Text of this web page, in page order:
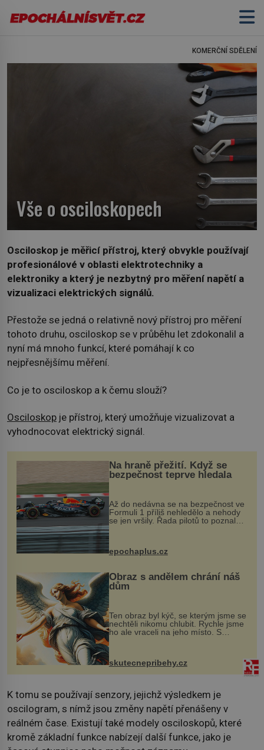
KOMERČNÍ SDĚLENÍ
Vše o osciloskopech
Osciloskop je měřicí přístroj, který obvykle používají
profesionálové v oblasti elektrotechniky a
elektroniky a který je nezbytný pro měření napětí a
vizualizaci elektrických signálů.
Přestože se jedná o relativně nový přístroj pro měření
tohoto druhu, osciloskop se v průběhu let zdokonalil a
nyní má mnoho funkcí, které pomáhají k co
nejpřesnějšímu měření.
Co je to osciloskop a k čemu slouží?
Osciloskop je přístroj, který umožňuje vizualizovat a
vyhodnocovat elektrický signál.
Na hraně přežití. Když se
bezpečnost teprve hledala
Až do nedávna se na bezpečnost ve
Formuli 1 příliš nehledělo a nehody
se jen vršily. Řada pilotů to poznala
na vlastní kůži, často s trvalými
následky nebo bohužel i ztrátou
života. Dnes nepochopiteln...
epochaplus.cz
Obraz s andělem chrání náš
dům
Ten obraz byl kýč, se kterým jsme se
nechtěli nikomu chlubit. Rychle jsme
ho ale vraceli na jeho místo. S
manželem Vaškem jsme si pořídili
chaloupku, takový domek na severu
Čech, kde jsme si naplánova...
skutecnepribehy.cz
K tomu se používají senzory, jejichž výsledkem je
oscilogram, s nímž jsou změny napětí přenášeny v
reálném čase. Existují také modely osciloskopů, které
kromě základní funkce nabízejí další funkce, jako je